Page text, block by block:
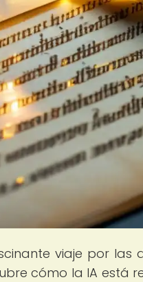
viaje por las
cómo la IA está